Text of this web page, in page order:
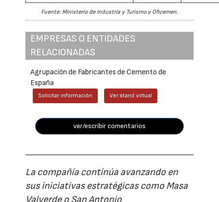
Fuente: Ministerio de Industria y Turismo y Oficemen.
EMPRESAS O ENTIDADES
RELACIONADAS
Agrupación de Fabricantes de Cemento de
España
Solicitar información Ver stand virtual
ver/escribir comentarios
La compañía continúa avanzando en
sus iniciativas estratégicas como Masa